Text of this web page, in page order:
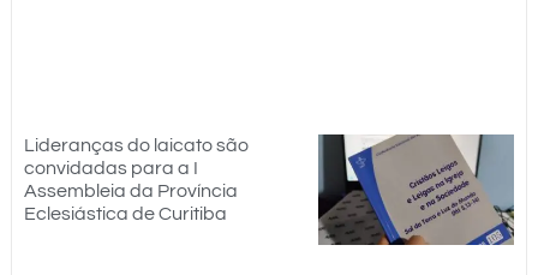
Lideranças do laicato são
convidadas para a I
Assembleia da Província
Eclesiástica de Curitiba